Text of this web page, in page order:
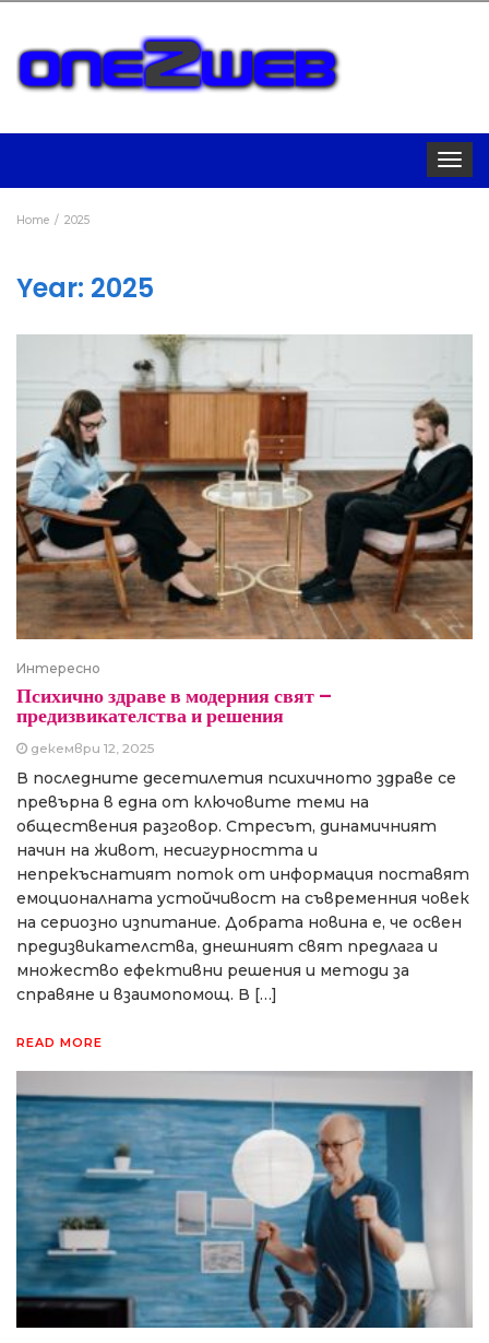
Toggle
Home 2025
Year: 2025
Интересно
Психично здраве в модерния свят –
предизвикателства и решения
декември 12, 2025
В последните десетилетия психичното здраве се
превърна в една от ключовите теми на
обществения разговор. Стресът, динамичният
начин на живот, несигурността и
непрекъснатият поток от информация поставят
емоционалната устойчивост на съвременния човек
на сериозно изпитание. Добрата новина е, че освен
предизвикателства, днешният свят предлага и
множество ефективни решения и методи за
справяне и взаимопомощ. В […]
READ MORE